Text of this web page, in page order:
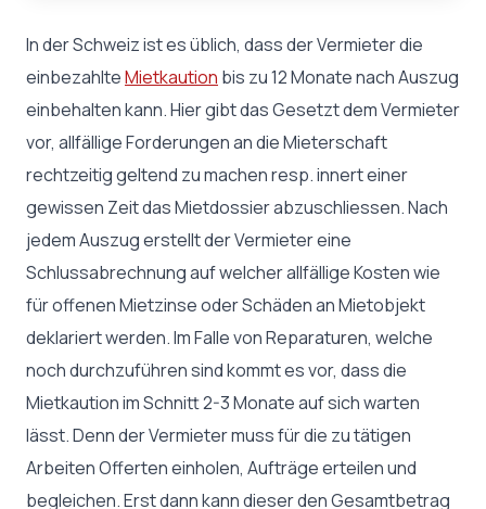
In der Schweiz ist es üblich, dass der Vermieter die
einbezahlteMietkaution bis zu 12 Monate nach Auszug
einbehalten kann. Hier gibt das Gesetzt dem Vermieter
vor, allfällige Forderungen an die Mieterschaft
rechtzeitig geltend zu machen resp. innert einer
gewissen Zeit das Mietdossier abzuschliessen. Nach
jedem Auszug erstellt der Vermieter eine
Schlussabrechnung auf welcher allfällige Kosten wie
für offenen Mietzinse oder Schäden an Mietobjekt
deklariert werden. Im Falle von Reparaturen, welche
noch durchzuführen sind kommt es vor, dass die
Mietkaution im Schnitt 2-3 Monate auf sich warten
lässt. Denn der Vermieter muss für die zu tätigen
Arbeiten Offerten einholen, Aufträge erteilen und
begleichen. Erst dann kann dieser den Gesamtbetrag